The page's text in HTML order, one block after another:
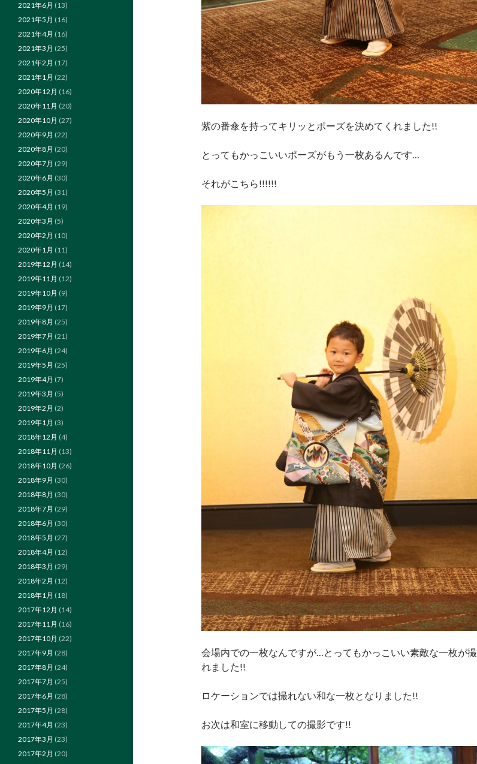
紫の番傘を持ってキリッとポーズを決めてくれました!!
とってもかっこいいポーズがもう一枚あるんです…
それがこちら!!!!!!
会場内での一枚なんですが…とってもかっこいい素敵な一枚が撮
れました!!
ロケーションでは撮れない和な一枚となりました!!
お次は和室に移動しての撮影です!!
2021年6月 (13)
2021年5月 (16)
2021年4月 (16)
2021年3月 (25)
2021年2月 (17)
2021年1月 (22)
2020年12月 (16)
2020年11月 (20)
2020年10月 (27)
2020年9月 (22)
2020年8月 (20)
2020年7月 (29)
2020年6月 (30)
2020年5月 (31)
2020年4月 (19)
2020年3月 (5)
2020年2月 (10)
2020年1月 (11)
2019年12月 (14)
2019年11月 (12)
2019年10月 (9)
2019年9月 (17)
2019年8月 (25)
2019年7月 (21)
2019年6月 (24)
2019年5月 (25)
2019年4月 (7)
2019年3月 (5)
2019年2月 (2)
2019年1月 (3)
2018年12月 (4)
2018年11月 (13)
2018年10月 (26)
2018年9月 (30)
2018年8月 (30)
2018年7月 (29)
2018年6月 (30)
2018年5月 (27)
2018年4月 (12)
2018年3月 (29)
2018年2月 (12)
2018年1月 (18)
2017年12月 (14)
2017年11月 (16)
2017年10月 (22)
2017年9月 (28)
2017年8月 (24)
2017年7月 (25)
2017年6月 (28)
2017年5月 (28)
2017年4月 (23)
2017年3月 (23)
2017年2月 (20)